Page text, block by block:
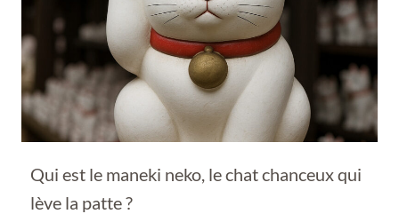
Qui est le maneki neko, le chat chanceux qui
lève la patte ?